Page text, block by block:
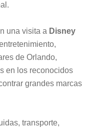
una visita a Disney
de Orlando,
en los reconocidos
grandes marcas
transporte,